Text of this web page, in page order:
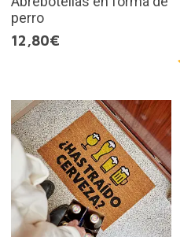
perro
12,80€